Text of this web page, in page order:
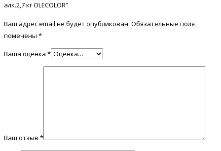
алк.2,7 кг OLECOLOR”
Ваш адрес email не будет опубликован. Обязательные поля
помечены *
Ваша оценка *
Ваш отзыв *